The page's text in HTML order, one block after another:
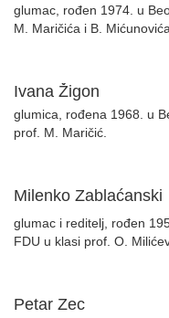
glumac, rođen 1974. u
M. Maričića i B. Mićunovića.
Ivana Žigon
glumica, rođena 1968. u
prof. M. Maričić.
Milenko Zablaćanski
glumac i reditelj, rođen
FDU u klasi prof. O.
Petar Zec